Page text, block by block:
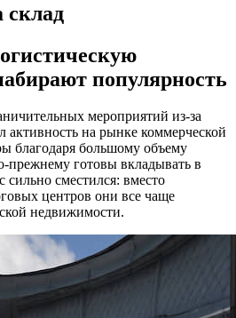
склад
популярность
мероприятий из-за
на рынке коммерческой
благодаря большому объему
прежнему готовы вкладывать в
сместился: вместо
центров они все чаще
недвижимости.